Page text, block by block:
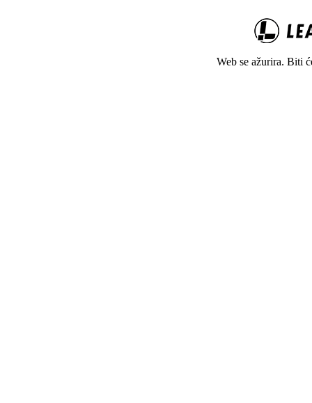
Web se ažurira. Biti